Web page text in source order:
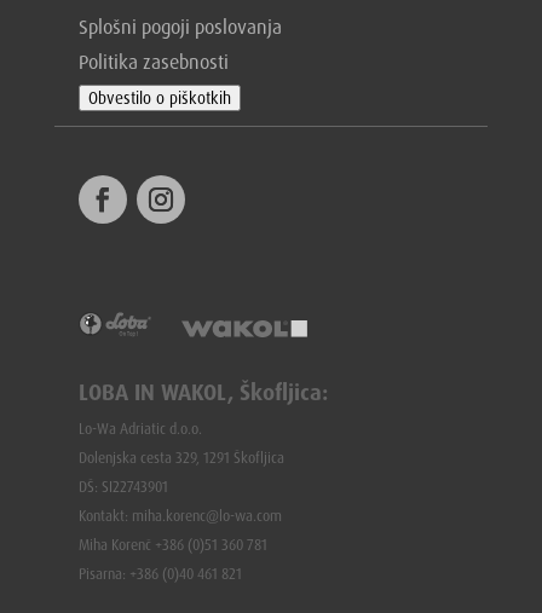
Splošni pogoji poslovanja
Politika zasebnosti
Obvestilo o piškotkih
LOBA IN WAKOL, Škofljica:
Lo-Wa Adriatic d.o.o.
Dolenjska cesta 329, 1291 Škofljica
DŠ: SI22743901
Kontakt: miha.korenc@lo-wa.com
Miha Korenč +386 (0)51 360 781
Pisarna: +386 (0)40 461 821